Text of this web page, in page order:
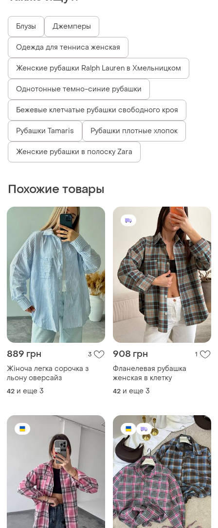
Блузы Джемперы
Одежда для тенниса женская
Женские рубашки Ralph Lauren в Хмельницком
Однотонные темно-синие рубашки
Бежевые клетчатые рубашки свободного кроя
Рубашки Tamaris Рубашки плотные хлопок
Женские рубашки в полоску Zara
Похожие товары
889 грн 3
Жіноча легка сорочка з
льону оверсайз
42 и еще 3
908 грн 1
Фланелевая рубашка
женская в клетку
42 и еще 3